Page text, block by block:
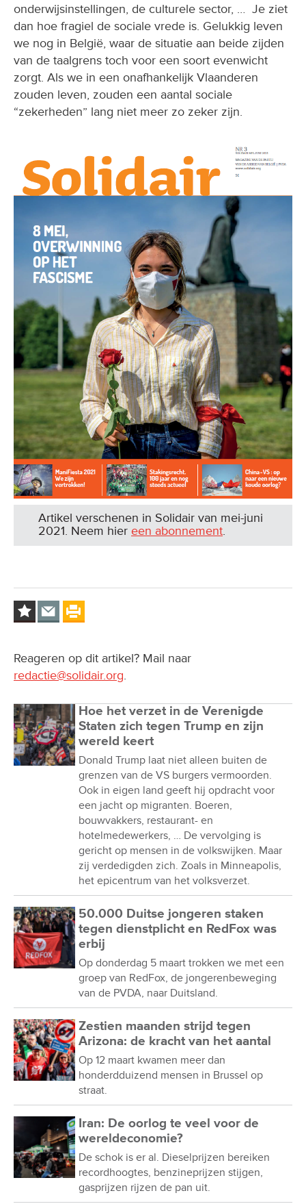
onderwijsinstellingen, de culturele sector, … Je ziet
dan hoe fragiel de sociale vrede is. Gelukkig leven
we nog in België, waar de situatie aan beide zijden
van de taalgrens toch voor een soort evenwicht
zorgt. Als we in een onafhankelijk Vlaanderen
zouden leven, zouden een aantal sociale
“zekerheden” lang niet meer zo zeker zijn.
Artikel verschenen in Solidair van mei-juni
2021. Neem hier een abonnement.
Reageren op dit artikel? Mail naar
redactie@solidair.org.
Hoe het verzet in de Verenigde
Staten zich tegen Trump en zijn
wereld keert
Donald Trump laat niet alleen buiten de
grenzen van de VS burgers vermoorden.
Ook in eigen land geeft hij opdracht voor
een jacht op migranten. Boeren,
bouwvakkers, restaurant- en
hotelmedewerkers, … De vervolging is
gericht op mensen in de volkswijken. Maar
zij verdedigden zich. Zoals in Minneapolis,
het epicentrum van het volksverzet.
50.000 Duitse jongeren staken
tegen dienstplicht en RedFox was
erbij
Op donderdag 5 maart trokken we met een
groep van RedFox, de jongerenbeweging
van de PVDA, naar Duitsland.
Zestien maanden strijd tegen
Arizona: de kracht van het aantal
Op 12 maart kwamen meer dan
honderdduizend mensen in Brussel op
straat.
Iran: De oorlog te veel voor de
wereldeconomie?
De schok is er al. Dieselprijzen bereiken
recordhoogtes, benzineprijzen stijgen,
gasprijzen rijzen de pan uit.